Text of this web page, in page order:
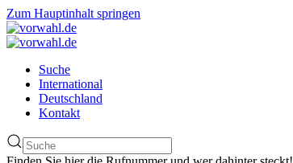
Zum Hauptinhalt springen
Suche
International
Deutschland
Kontakt